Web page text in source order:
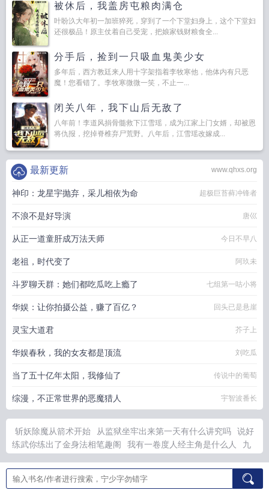
被休后，我盖房屯粮肉满仓
叶盼汣大年初一加班猝死，穿到了一个下堂妇身上，这个下堂妇
还很极品！原主仗着自己受宠，把娘家钱财粮食全...
分手后，捡到一只吸血鬼美少女
多年后，西方教廷来人用十字架指着李牧寒他，他体内有只恶
魔！您看错了。李牧寒微微一笑，不止一...
闭关八年，我下山后无敌了
八年前！李道风捐骨髓救下江雪瑶，成为江家上门女婿，却被恩
将仇报，挖掉脊椎弃尸荒野。八年后，江雪瑶改嫁成...
www.qhxs.org
最新更新
神印：龙星宇抛弃，采儿相依为命 超极巨苔藓冲锋者
不浪不是好导演 唐巛
从正一道童肝成万法天师 今日不早八
老祖，时代变了 阿玖未
斗罗聊天群：她们都吃瓜吃上瘾了 七组第一咕小将
华娱：让你拍摄公益，赚了百亿？ 回头已是悬崖
灵宝大道君 芥子上
华娱春秋，我的女友都是顶流 刘吃瓜
当了五十亿年太阳，我修仙了 传说中的葡萄
综漫，不正常世界的恶魔猎人 宇智波番长
斩妖除魔从箭术开始 从监狱坐牢出来第一天有什么讲究吗
说好
练武你练出了金身法相笔趣阁
我有一卷度人经主角是什么人
九
钓系美人和偏执大佬联姻了TXTby应祁
毛茸茸修仙免费读
钓系
美人和大佬连姻免费阅读
穿成反派白月光替身后最新章节 农民